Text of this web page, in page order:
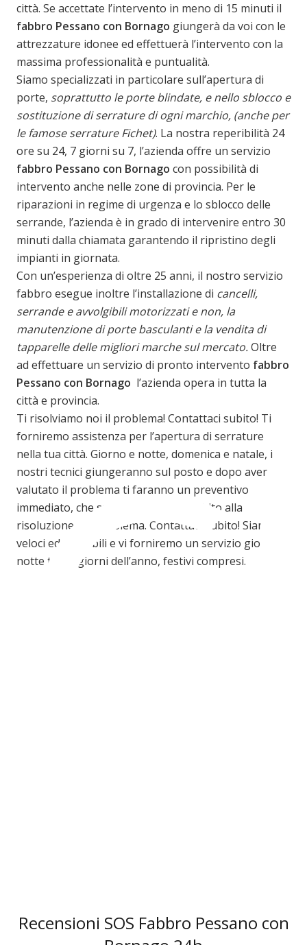
città. Se accettate l’intervento in meno di 15 minuti il
fabbro Pessano con Bornago giungerà da voi con le
attrezzature idonee ed effettuerà l’intervento con la
massima professionalità e puntualità.
Siamo specializzati in particolare sull’apertura di
porte, soprattutto le porte blindate, e nello sblocco e
sostituzione di serrature di ogni marchio, (anche per
le famose serrature Fichet). La nostra reperibilità 24
ore su 24, 7 giorni su 7, l’azienda offre un servizio
fabbro Pessano con Bornago con possibilità di
intervento anche nelle zone di provincia. Per le
riparazioni in regime di urgenza e lo sblocco delle
serrande, l’azienda è in grado di intervenire entro 30
minuti dalla chiamata garantendo il ripristino degli
impianti in giornata.
Con un’esperienza di oltre 25 anni, il nostro servizio
fabbro esegue inoltre l’installazione di cancelli,
serrande e avvolgibili motorizzati e non, la
manutenzione di porte basculanti e la vendita di
tapparelle delle migliori marche sul mercato.Oltre
ad effettuare un servizio di pronto intervento fabbro
Pessano con Bornago l’azienda opera in tutta la
città e provincia.
Ti risolviamo noi il problema! Contattaci subito! Ti
forniremo assistenza per l’apertura di serrature
nella tua città. Giorno e notte, domenica e natale, i
nostri tecnici giungeranno sul posto e dopo aver
valutato il problema ti faranno un preventivo
immediato, che se accetti porterà subito alla
risoluzione del problema. Contattaci subito! Siamo
veloci ed affidabili e vi forniremo un servizio giorno e
notte tutti i giorni dell’anno, festivi compresi.
Recensioni SOS Fabbro Pessano con